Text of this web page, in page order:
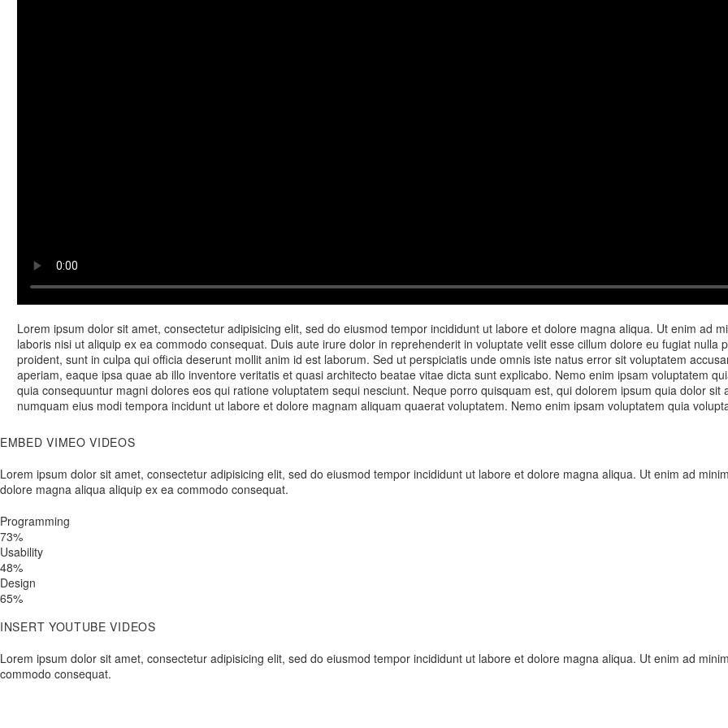
Lorem ipsum dolor sit amet, consectetur adipisicing elit, sed do eiusmod tempor incididunt ut labore et dolore magna aliqua. Ut enim ad
laboris nisi ut aliquip ex ea commodo consequat. Duis aute irure dolor in reprehenderit in voluptate velit esse cillum dolore eu fugiat nulla
proident, sunt in culpa qui officia deserunt mollit anim id est laborum. Sed ut perspiciatis unde omnis iste natus error sit voluptatem
aperiam, eaque ipsa quae ab illo inventore veritatis et quasi architecto beatae vitae dicta sunt explicabo. Nemo enim ipsam voluptatem
quia consequuntur magni dolores eos qui ratione voluptatem sequi nesciunt. Neque porro quisquam est, qui dolorem ipsum quia dolor sit
numquam eius modi tempora incidunt ut labore et dolore magnam aliquam quaerat voluptatem. Nemo enim ipsam voluptatem quia
EMBED VIMEO VIDEOS
Lorem ipsum dolor sit amet, consectetur adipisicing elit, sed do eiusmod tempor incididunt ut labore et dolore magna aliqua. Ut enim ad
dolore magna aliqua aliquip ex ea commodo consequat.
Programming
73%
Usability
48%
Design
65%
INSERT YOUTUBE VIDEOS
Lorem ipsum dolor sit amet, consectetur adipisicing elit, sed do eiusmod tempor incididunt ut labore et dolore magna aliqua. Ut enim ad
commodo consequat.